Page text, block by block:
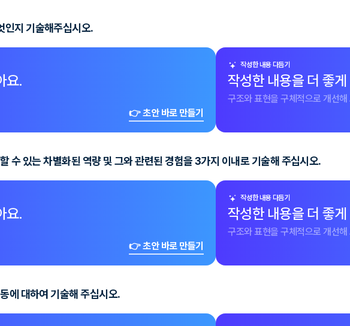
인지 기술해주십시오.
요.
👉 초안 바로 만들기
작성한 내용 다듬기
작성한 내용을 더 좋
구조와 표현을 구체적으로 개선해
수 있는 차별화된 역량 및 그와 관련된 경험을 3가지 이내로 기술해 주십시오.
요.
👉 초안 바로 만들기
작성한 내용 다듬기
작성한 내용을 더 좋
구조와 표현을 구체적으로 개선해
에 대하여 기술해 주십시오.